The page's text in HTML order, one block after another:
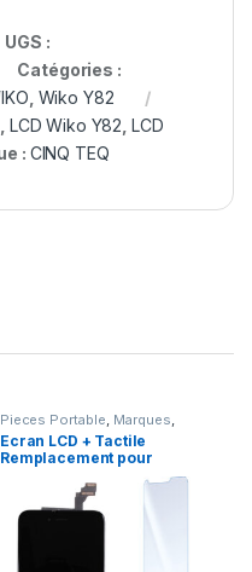
UGS :
Catégories :
Wiko Y82
LCD Wiko Y82 LCD
: CINQ TEQ
Pieces Portable Marques
Apple iPhone 6 Plus
Ecran LCD + Tactile
Remplacement pour
iPhone 6 Plus Noir + Kit